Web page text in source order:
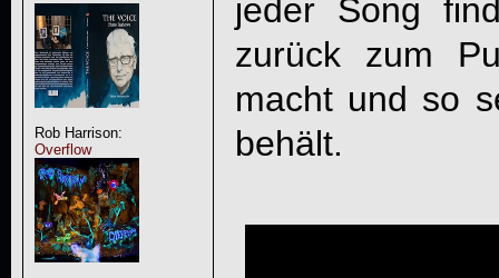
Rob Harrison:
Overflow
jeder Song
zurück zum
macht und so
behält.